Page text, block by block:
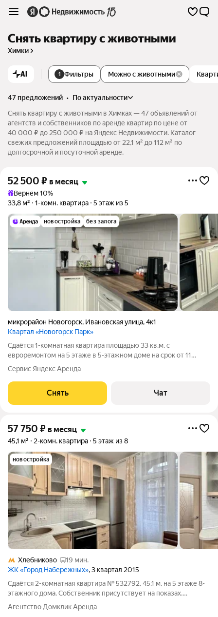
Снять квартиру с животными
Химки
AI 1 Фильтры Можно с животными
47 предложений •
по актуальности
Снять квартиру с животными в Химках — 47 объявлений от
агентств и собственников по аренде квартир по цене от
40 000 ₽ до 250 000 ₽ на Яндекс Недвижимости. Каталог
свежих предложений площадью от 22,1 м² до 112 м² по
долгосрочной и посуточной аренде.
52 500 ₽ в месяц
Вернём 10%
33,8 м²
1-комн. квартира 5 этаж из 5
новостройка без залога
микрорайон Новогорск, Ивановская улица,4к1
Квартал «Новогорск Парк»
Сдаётся 1-комнатная квартира площадью 33 кв.м. с
евроремонтом на 5 этаже в 5-этажном доме на срок от 11
месяцев. Из техники есть: Телевизор Духовой шкаф
Стиральная машина Холодильник Кондиционер Дом -
монолитный. Коммунальные услуги по счетчикам
Сервис Яндекс Аренда
Снять Чат
57 750 ₽ в месяц
45,1 м² 2-комн. квартира 5 этаж из 8
новостройка
Хлебниково
19 мин.
ЖК «Город Набережных», 3 квартал 2015
Сдаётся 2-комнатная квартира № 532792, 45.1 м, на 5 этаже 8-
этажного дома. Собственник присутствует на показах.
Коммунальные платежи включены в стоимость. Счетчики
оплачиваются отдельно. По условиям проживания: можно с
Агентство Домклик Аренда